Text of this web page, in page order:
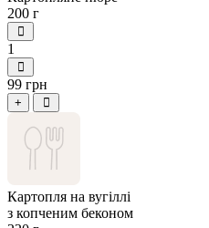
200 г
1
99 грн
+
Картопля на вугіллі
з копченим беконом